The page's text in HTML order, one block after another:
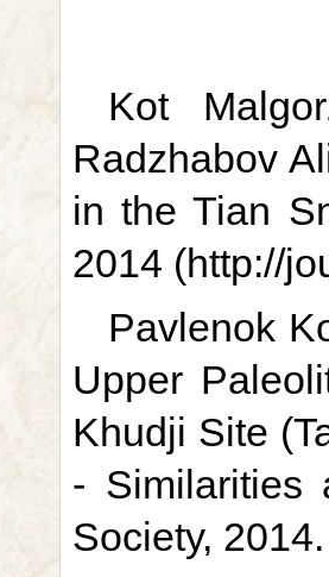
Kot
Radzhabov
in the Tian
2014 (http://
Pavlenok
Upper
Khudji Site
- Similarities
Society,